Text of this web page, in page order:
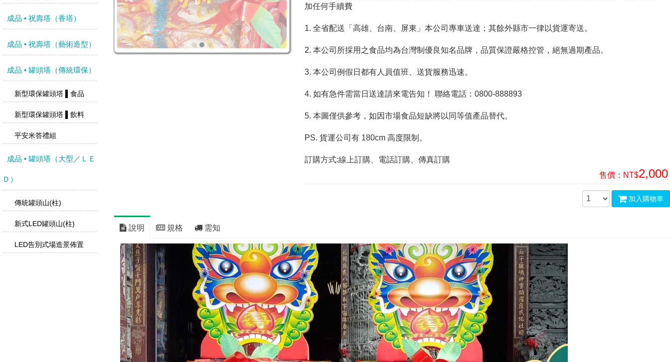
成品 • 祝壽塔（香塔）
成品 • 祝壽塔（藝術造型）
成品 • 罐頭塔（傳統環保）
新型環保罐頭塔 ▌食品
新型環保罐頭塔 ▌飲料
平安米答禮組
成品 • 罐頭塔（大型／ＬＥ
Ｄ）
傳統罐頭山(柱)
新式LED罐頭山(柱)
LED告別式場造景佈置
加任何手續費
1. 全省配送「高雄、台南、屏東」本公司專車送達；其餘外縣市一律以貨運寄送。
2. 本公司所採用之食品均為台灣制優良知名品牌，品質保證嚴格控管，絕無過期產品。
3. 本公司例假日都有人員值班、送貨服務迅速。
4. 如有急件需當日送達請來電告知！ 聯絡電話：0800-888893
5. 本圖僅供參考，如因市場食品短缺將以同等值產品替代。
PS. 貨運公司有 180cm 高度限制。
訂購方式:線上訂購、電話訂購、傳真訂購
售價： NT$2,000
加入購物車
說明 規格 需知